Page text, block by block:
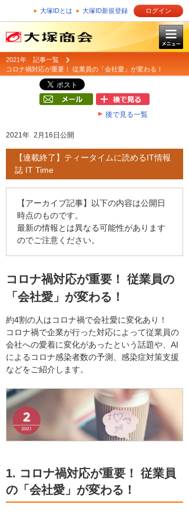
大塚IDとは 大塚ID新規登録 ログイン
2021年 記事一覧
コロナ禍対応が重要！ 従業員の「会社愛」が変わる！
後で見る一覧
2021年 2月16日公開
【連載終了】ティータイムに読めるIT情報
誌 IT Time
【アーカイブ記事】以下の内容は公開日
時点のものです。
最新の情報とは異なる可能性があります
のでご注意ください。
コロナ禍対応が重要！ 従業員の
「会社愛」が変わる！
約4割の人はコロナ禍で会社愛に変化あり！
コロナ禍で企業が行った対応によって従業員の
会社への愛着に変化があったという話題や、AI
によるコロナ感染者数の予測、感染症対策支援
などをご紹介します。
1. コロナ禍対応が重要！ 従業員
の「会社愛」が変わる！